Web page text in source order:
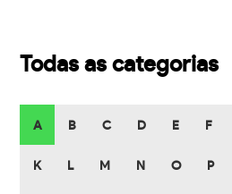
Todas as categorias
A B C D E F
K L M N O P